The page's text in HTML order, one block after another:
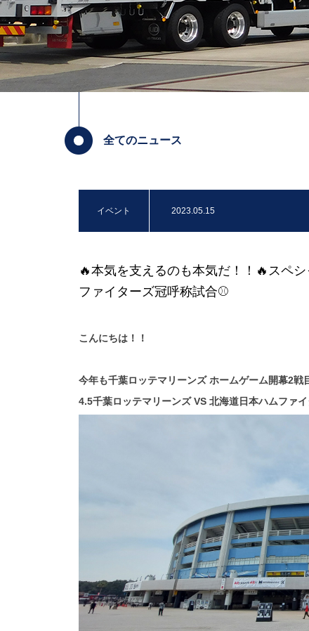
全てのニュース
イベント 2023.05.15
🔥本気を支えるのも本気だ！！🔥スペ
ファイターズ冠呼称試合⚾
こんにちは！！
今年も千葉ロッテマリーンズ ホームゲーム開幕2戦
4.5千葉ロッテマリーンズ VS 北海道日本ハムファ